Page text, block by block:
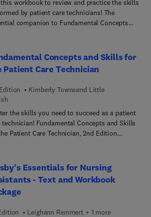
this workbook to review and practice the skills
by patient care technicians! The
companion to Fundamental Concepts
activities, and review questions to help
get the most out of your textbook. Procedure
help you practice and gain confidence
let you apply content to practice. It’s the
tool you need to prepare for Patient Care
or Nursing Assistant Certification
Concepts and Skills for
Patient Care Technician
Kimberly Townsend Little
the skills you need to succeed as a patient
technician! Fundamental Concepts and Skills
Patient Care Technician, 2nd Edition
and other health professionals. Coverage of
includes patient hygiene, infection control,
vital signs, moving and positioning of
blood and specimen collecting and
patient, care of older adults, and
Essentials for Nursing
- Text and Workbook
Leighann Remmert + 1 more